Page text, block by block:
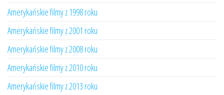
Amerykańskie filmy z 1998 roku
Amerykańskie filmy z 2001 roku
Amerykańskie filmy z 2008 roku
Amerykańskie filmy z 2010 roku
Amerykańskie filmy z 2013 roku